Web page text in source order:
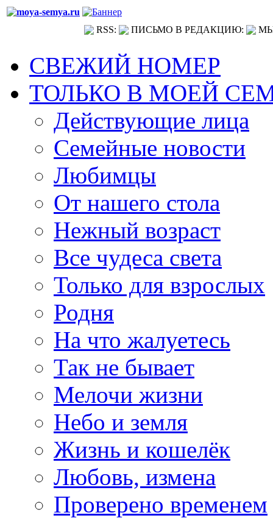
RSS: ПИСЬМО В РЕДАКЦИЮ:
СВЕЖИЙ НОМЕР
ТОЛЬКО В МОЕЙ
Действующие лица
Семейные новости
Любимцы
От нашего стола
Нежный возраст
Все чудеса света
Только для взрослых
Родня
На что жалуетесь
Так не бывает
Мелочи жизни
Небо и земля
Жизнь и кошелёк
Любовь, измена
Проверено временем